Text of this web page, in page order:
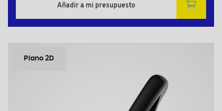
Añadir a mi presupuesto
Plano 2D